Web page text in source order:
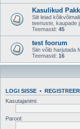
Kasulikud
Siit leiad
teenuste, kaupade
Teemasid: 45
test foorum
Siin võib harjutada
Teemasid: 16
LOGI SISSE •
Kasutajanimi:
Parool: